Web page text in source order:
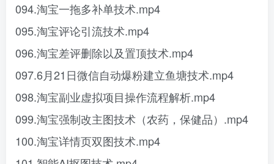
094.淘宝一拖多补单技术.mp4
095.淘宝评论引流技术.mp4
096.淘宝差评删除以及置顶技术.mp4
097.6月21日微信自动爆粉建立鱼塘技术.mp4
098.淘宝副业虚拟项目操作流程解析.mp4
099.淘宝强制改主图技术（农药，保健品）.mp4
100.淘宝详情页双图技术.mp4